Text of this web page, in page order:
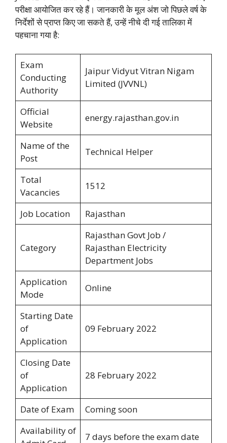
परीक्षा आयोजित कर रहे हैं। जानकारी के मूल अंश जो पिछले वर्ष के
निर्देशों से प्राप्त किए जा सकते हैं, उन्हें नीचे दी गई तालिका में
पहचाना गया है:
Exam
Conducting
Authority
Jaipur Vidyut Vitran Nigam
Limited (JVVNL)
Official
Website
energy.rajasthan.gov.in
Name of the
Post
Technical Helper
Total
Vacancies
1512
Job Location Rajasthan
Category
Rajasthan Govt Job /
Rajasthan Electricity
Department Jobs
Application
Mode
Online
Starting Date
of
Application
09 February 2022
Closing Date
of
Application
28 February 2022
Date of Exam
Coming soon
Availability of
7 days before the exam date